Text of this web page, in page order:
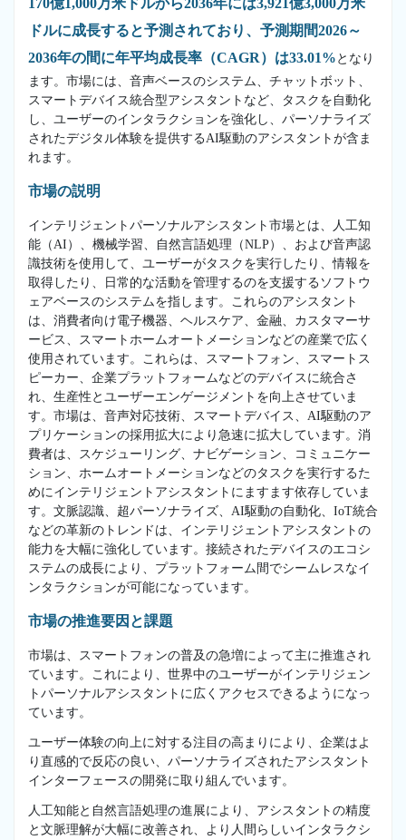
ドルに成長すると予測されており、予測期間2026～
2036年の間に年平均成長率（CAGR）は33.01% となり
ます。市場には、音声ベースのシステム、チャットボット、
スマートデバイス統合型アシスタントなど、タスクを自動化
し、ユーザーのインタラクションを強化し、パーソナライズ
されたデジタル体験を提供するAI駆動のアシスタントが含ま
れます。
市場の説明
インテリジェントパーソナルアシスタント市場とは、人工知
能（AI）、機械学習、自然言語処理（NLP）、および音声認
識技術を使用して、ユーザーがタスクを実行したり、情報を
取得したり、日常的な活動を管理するのを支援するソフトウ
ェアベースのシステムを指します。これらのアシスタント
は、消費者向け電子機器、ヘルスケア、金融、カスタマーサ
ービス、スマートホームオートメーションなどの産業で広く
使用されています。これらは、スマートフォン、スマートス
ピーカー、企業プラットフォームなどのデバイスに統合さ
れ、生産性とユーザーエンゲージメントを向上させていま
す。市場は、音声対応技術、スマートデバイス、AI駆動のア
プリケーションの採用拡大により急速に拡大しています。消
費者は、スケジューリング、ナビゲーション、コミュニケー
ション、ホームオートメーションなどのタスクを実行するた
めにインテリジェントアシスタントにますます依存していま
す。文脈認識、超パーソナライズ、AI駆動の自動化、IoT統合
などの革新のトレンドは、インテリジェントアシスタントの
能力を大幅に強化しています。接続されたデバイスのエコシ
ステムの成長により、プラットフォーム間でシームレスなイ
ンタラクションが可能になっています。
市場の推進要因と課題
市場は、スマートフォンの普及の急増によって主に推進され
ています。これにより、世界中のユーザーがインテリジェン
トパーソナルアシスタントに広くアクセスできるようになっ
ています。
ユーザー体験の向上に対する注目の高まりにより、企業はよ
り直感的で反応の良い、パーソナライズされたアシスタント
インターフェースの開発に取り組んでいます。
人工知能と自然言語処理の進展により、アシスタントの精度
と文脈理解が大幅に改善され、より人間らしいインタラクシ